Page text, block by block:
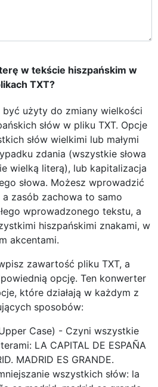
w tekście hiszpańskim w
TXT?
użyty do zmiany wielkości
słów w pliku TXT. Opcje
słów wielkimi lub małymi
zdania (wszystkie słowa
wielką literą), lub kapitalizacja
słowa. Możesz wprowadzić
zasób zachowa to samo
wprowadzonego tekstu, a
hiszpańskimi znakami, w
akcentami.
zawartość pliku TXT, a
opcję. Ten konwerter
które działają w każdym z
sposobów:
Case) - Czyni wszystkie
LA CAPITAL DE ESPAÑA
MADRID ES GRANDE.
wszystkich słów: la